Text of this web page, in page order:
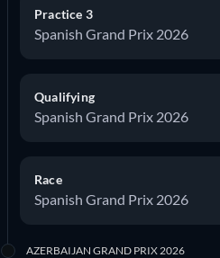
Practice 3
Spanish Grand Prix 2026
Qualifying
Spanish Grand Prix 2026
Race
Spanish Grand Prix 2026
AZERBAIJAN GRAND PRIX 2026